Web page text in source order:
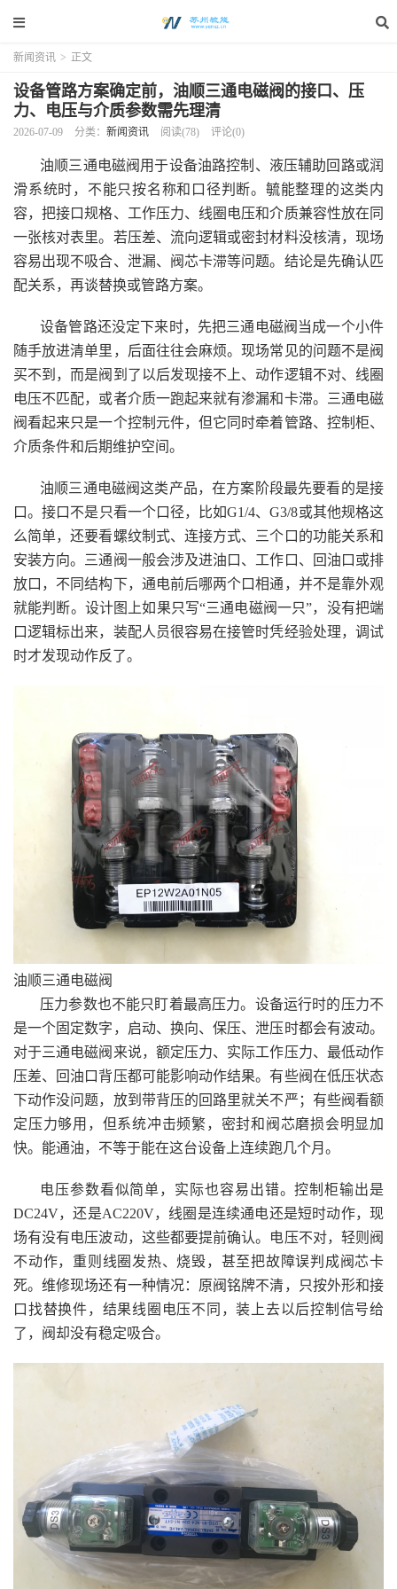
新闻资讯 > 正文
设备管路方案确定前，油顺三通电磁阀的接口、压
力、电压与介质参数需先理清
2026-07-09 分类： 新闻资讯 阅读(78) 评论(0)
油顺三通电磁阀用于设备油路控制、液压辅助回路或润
滑系统时，不能只按名称和口径判断。毓能整理的这类内
容，把接口规格、工作压力、线圈电压和介质兼容性放在同
一张核对表里。若压差、流向逻辑或密封材料没核清，现场
容易出现不吸合、泄漏、阀芯卡滞等问题。结论是先确认匹
配关系，再谈替换或管路方案。
设备管路还没定下来时，先把三通电磁阀当成一个小件
随手放进清单里，后面往往会麻烦。现场常见的问题不是阀
买不到，而是阀到了以后发现接不上、动作逻辑不对、线圈
电压不匹配，或者介质一跑起来就有渗漏和卡滞。三通电磁
阀看起来只是一个控制元件，但它同时牵着管路、控制柜、
介质条件和后期维护空间。
油顺三通电磁阀这类产品，在方案阶段最先要看的是接
口。接口不是只看一个口径，比如G1/4、G3/8或其他规格这
么简单，还要看螺纹制式、连接方式、三个口的功能关系和
安装方向。三通阀一般会涉及进油口、工作口、回油口或排
放口，不同结构下，通电前后哪两个口相通，并不是靠外观
就能判断。设计图上如果只写“三通电磁阀一只”，没有把端
口逻辑标出来，装配人员很容易在接管时凭经验处理，调试
时才发现动作反了。
油顺三通电磁阀
压力参数也不能只盯着最高压力。设备运行时的压力不
是一个固定数字，启动、换向、保压、泄压时都会有波动。
对于三通电磁阀来说，额定压力、实际工作压力、最低动作
压差、回油口背压都可能影响动作结果。有些阀在低压状态
下动作没问题，放到带背压的回路里就关不严；有些阀看额
定压力够用，但系统冲击频繁，密封和阀芯磨损会明显加
快。能通油，不等于能在这台设备上连续跑几个月。
电压参数看似简单，实际也容易出错。控制柜输出是
DC24V，还是AC220V，线圈是连续通电还是短时动作，现
场有没有电压波动，这些都要提前确认。电压不对，轻则阀
不动作，重则线圈发热、烧毁，甚至把故障误判成阀芯卡
死。维修现场还有一种情况：原阀铭牌不清，只按外形和接
口找替换件，结果线圈电压不同，装上去以后控制信号给
了，阀却没有稳定吸合。